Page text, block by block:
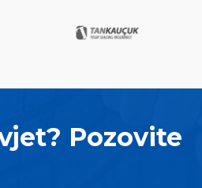
Pozovite